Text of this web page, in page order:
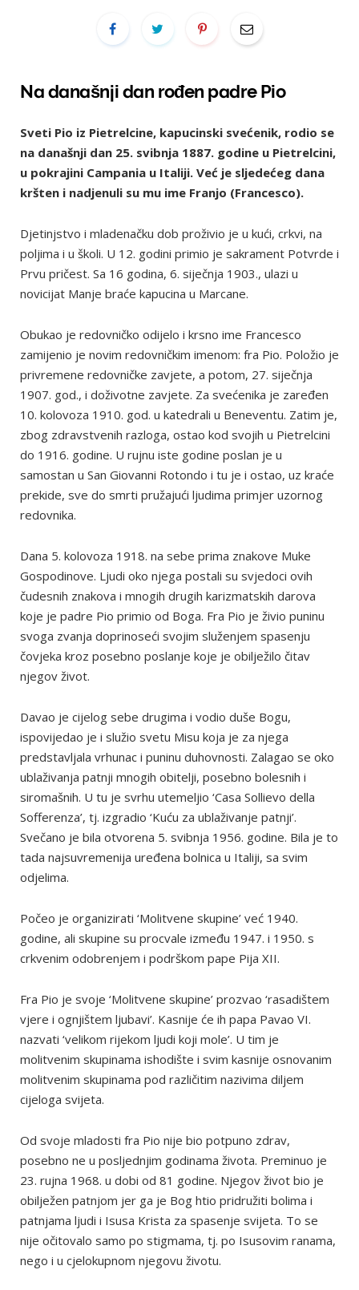
Na današnji dan rođen padre Pio
Sveti Pio iz Pietrelcine, kapucinski svećenik, rodio se
na današnji dan 25. svibnja 1887. godine u Pietrelcini,
u pokrajini Campania u Italiji. Već je sljedećeg dana
kršten i nadjenuli su mu ime Franjo (Francesco).
Djetinjstvo i mladenačku dob proživio je u kući, crkvi, na
poljima i u školi. U 12. godini primio je sakrament Potvrde i
Prvu pričest. Sa 16 godina, 6. siječnja 1903., ulazi u
novicijat Manje braće kapucina u Marcane.
Obukao je redovničko odijelo i krsno ime Francesco
zamijenio je novim redovničkim imenom: fra Pio. Položio je
privremene redovničke zavjete, a potom, 27. siječnja
1907. god., i doživotne zavjete. Za svećenika je zaređen
10. kolovoza 1910. god. u katedrali u Beneventu. Zatim je,
zbog zdravstvenih razloga, ostao kod svojih u Pietrelcini
do 1916. godine. U rujnu iste godine poslan je u
samostan u San Giovanni Rotondo i tu je i ostao, uz kraće
prekide, sve do smrti pružajući ljudima primjer uzornog
redovnika.
Dana 5. kolovoza 1918. na sebe prima znakove Muke
Gospodinove. Ljudi oko njega postali su svjedoci ovih
čudesnih znakova i mnogih drugih karizmatskih darova
koje je padre Pio primio od Boga. Fra Pio je živio puninu
svoga zvanja doprinoseći svojim služenjem spasenju
čovjeka kroz posebno poslanje koje je obilježilo čitav
njegov život.
Davao je cijelog sebe drugima i vodio duše Bogu,
ispovijedao je i služio svetu Misu koja je za njega
predstavljala vrhunac i puninu duhovnosti. Zalagao se oko
ublaživanja patnji mnogih obitelji, posebno bolesnih i
siromašnih. U tu je svrhu utemeljio ‘Casa Sollievo della
Sofferenza’, tj. izgradio ‘Kuću za ublaživanje patnji’.
Svečano je bila otvorena 5. svibnja 1956. godine. Bila je to
tada najsuvremenija uređena bolnica u Italiji, sa svim
odjelima.
Počeo je organizirati ‘Molitvene skupine’ već 1940.
godine, ali skupine su procvale između 1947. i 1950. s
crkvenim odobrenjem i podrškom pape Pija XII.
Fra Pio je svoje ‘Molitvene skupine’ prozvao ‘rasadištem
vjere i ognjištem ljubavi’. Kasnije će ih papa Pavao VI.
nazvati ‘velikom rijekom ljudi koji mole’. U tim je
molitvenim skupinama ishodište i svim kasnije osnovanim
molitvenim skupinama pod različitim nazivima diljem
cijeloga svijeta.
Od svoje mladosti fra Pio nije bio potpuno zdrav,
posebno ne u posljednjim godinama života. Preminuo je
23. rujna 1968. u dobi od 81 godine. Njegov život bio je
obilježen patnjom jer ga je Bog htio pridružiti bolima i
patnjama ljudi i Isusa Krista za spasenje svijeta. To se
nije očitovalo samo po stigmama, tj. po Isusovim ranama,
nego i u cjelokupnom njegovu životu.